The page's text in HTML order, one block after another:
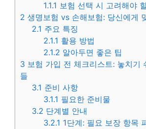
1.1.1 보험 선택 시 고려해야
2 생명보험 vs 손해보험: 당신에게
2.1 주요 특징
2.1.1 활용 방법
2.1.2 알아두면 좋은 팁
3 보험 가입 전 체크리스트: 놓치기
들
3.1 준비 사항
3.1.1 필요한 준비물
3.2 단계별 안내
3.2.1 1단계: 필요 보장 항목